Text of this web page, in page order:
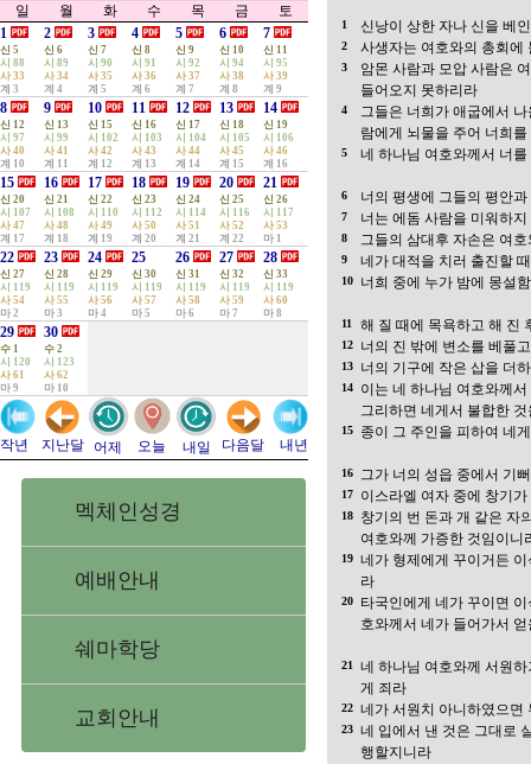
일 월 화 수 목 금
토
1
신 5
시 88
사 33
계 3
2
신 6
시 89
사 34
계 4
3
신 7
시 90
사 35
계 5
4
신 8
시 91
사 36
계 6
5
신 9
시 92
사 37
계 7
6
신 10
시 94
사 38
계 8
7
신 11
시 95
사 39
계 9
8
신 12
시 97
사 40
계 10
9
신 13
시 99
사 41
계 11
10
신 15
시 102
사 42
계 12
11
신 16
시 103
사 43
계 13
12
신 17
시 104
사 44
계 14
13
신 18
시 105
사 45
계 15
14
신 19
시 106
사 46
계 16
15
신 20
시 107
사 47
계 17
16
신 21
시 108
사 48
계 18
17
신 22
시 110
사 49
계 19
18
신 23
시 112
사 50
계 20
19
신 24
시 114
사 51
계 21
20
신 25
시 116
사 52
계 22
21
신 26
시 117
사 53
마 1
22
신 27
시 119
사 54
마 2
23
신 28
시 119
사 55
마 3
24
신 29
시 119
사 56
마 4
25
신 30
시 119
사 57
마 5
26
신 31
시 119
사 58
마 6
27
신 32
시 119
사 59
마 7
28
신 33
시 119
사 60
마 8
29
수 1
시 120
사 61
마 9
30
수 2
시 123
사 62
마 10
작년 지난달 어제 오늘 내일 다음달 내년
1 신낭이 상한 자나 신을 베
2 사생자는 여호와의 총회에
3
암몬 사람과 모압 사람은
들어오지 못하리라
4
그들은 너희가 애굽에서
람에게 뇌물을 주어 너희
5 네 하나님 여호와께서 너
6 너의 평생에 그들의 평안
7 너는 에돔 사람을 미워하
8 그들의 삼대후 자손은 여
9 네가 대적을 치러 출진할
10 너희 중에 누가 밤에 몽설
11 해 질 때에 목욕하고 해 진
12 너의 진 밖에 변소를 베풀
13 너의 기구에 작은 삽을 더
14
이는 네 하나님 여호와께
그리하면 네게서 불합한
15 종이 그 주인을 피하여 네
16 그가 너의 성읍 중에서 기
17 이스라엘 여자 중에 창기
18
창기의 번 돈과 개 같은 자
여호와께 가증한 것임이니
19 네가 형제에게 꾸이거든
라
20
타국인에게 네가 꾸이면
호와께서 네가 들어가서
21
네 하나님 여호와께 서원
게 죄라
22 네가 서원치 아니하였으면
23 네 입에서 낸 것은 그대로
행할지니라
멕체인성경
예배안내
쉐마학당
교회안내